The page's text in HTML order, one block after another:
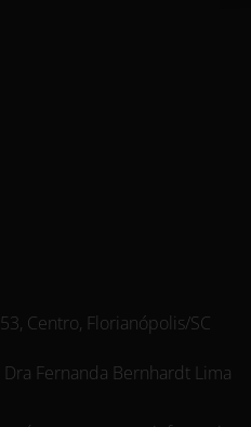
Centro, Florianópolis/SC
Fernanda Bernhardt Lima